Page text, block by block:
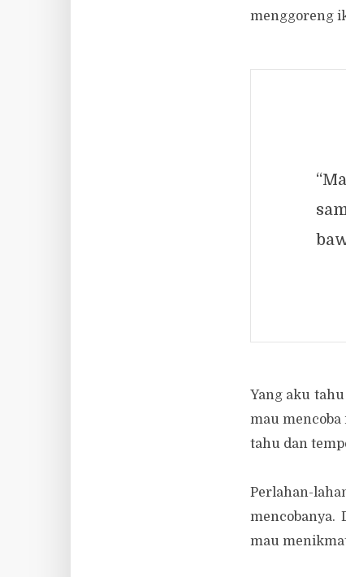
menggoreng
Yang aku
mau
tahu dan
Perlahan-
mencobanya.
mau